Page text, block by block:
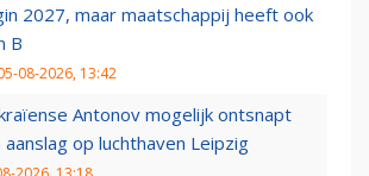
2027, maar maatschappij heeft ook
B
08-2026, 13:42
Antonov mogelijk ontsnapt
aanslag op luchthaven Leipzig